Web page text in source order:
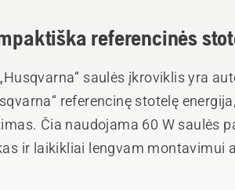
referencinės
saulės įkroviklis yra
referencinę stotelę
Čia naudojama 60 W saulės
ir laikikliai lengvam montavimui